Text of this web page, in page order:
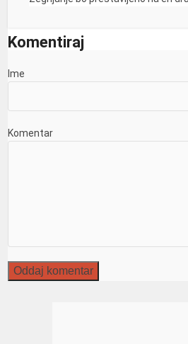
Komentiraj
Ime
Komentar